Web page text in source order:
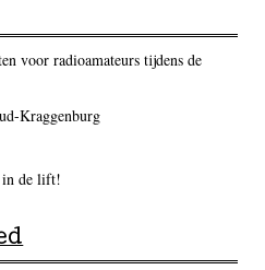
voor radioamateurs tijdens de
Kraggenburg
in de lift!